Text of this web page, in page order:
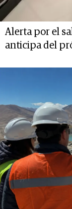
Alerta por el
anticipa del